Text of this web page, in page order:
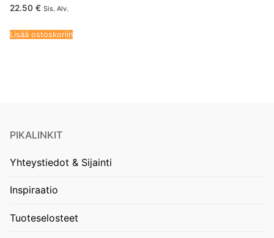
22.50 € Sis. Alv.
Lisää ostoskoriin
PIKALINKIT
Yhteystiedot & Sijainti
Inspiraatio
Tuoteselosteet